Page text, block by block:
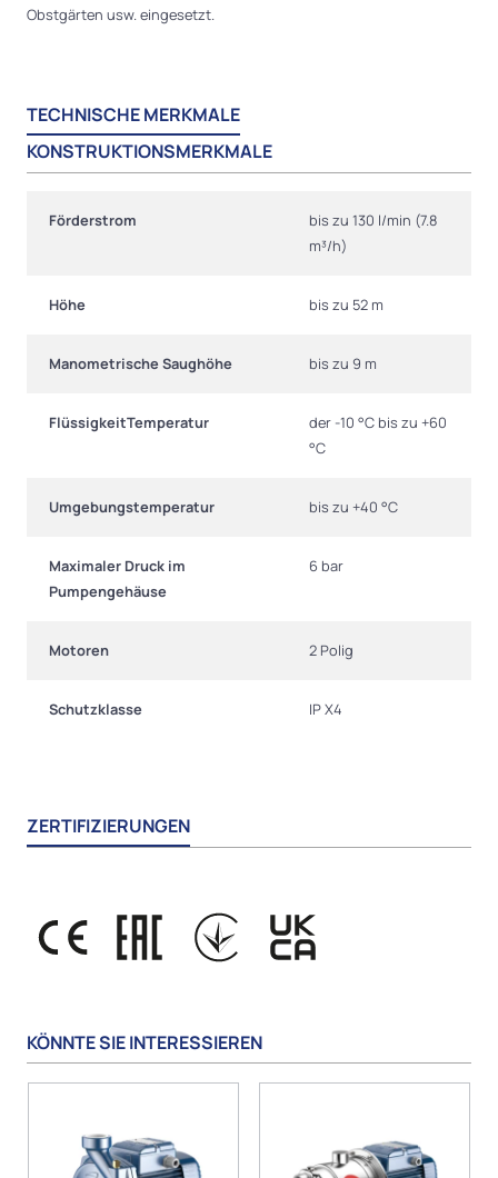
Obstgärten usw. eingesetzt.
TECHNISCHE MERKMALE
KONSTRUKTIONSMERKMALE
Förderstrom
bis zu 130 l/min (7.8
m³/h)
Höhe bis zu 52 m
Manometrische Saughöhe bis zu 9 m
FlüssigkeitTemperatur
der -10 °C bis zu +60
°C
Umgebungstemperatur bis zu +40 °C
Maximaler Druck im
Pumpengehäuse
6 bar
Motoren 2 Polig
Schutzklasse IP X4
ZERTIFIZIERUNGEN
KÖNNTE SIE INTERESSIEREN